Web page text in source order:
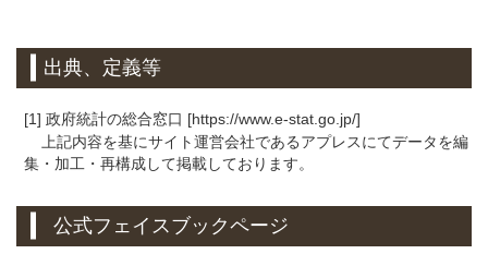
出典、定義等
[1] 政府統計の総合窓口 [https://www.e-stat.go.jp/]
上記内容を基にサイト運営会社であるアプレスにてデータを編
集・加工・再構成して掲載しております。
公式フェイスブックページ